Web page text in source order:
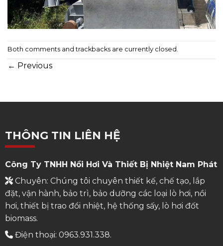
Both comments and trackbacks are currently closed.
← Previous
THÔNG TIN LIÊN HỆ
Công Ty TNHH Nồi Hơi Và Thiết Bị Nhiệt Nam Phát
Chuyên: Chúng tôi chuyên thiết kế, chế tạo, lắp
đặt, vận hành, bảo trì, bảo dưỡng các loại lò hơi, nồi
hơi, thiết bị trao đổi nhiệt, hệ thống sấy, lò hơi đốt
biomass.
Điện thoại: 0963.931.338.